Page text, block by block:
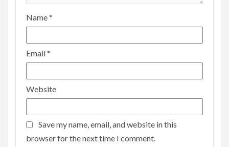
Name*
Email*
Website
Save my name, email, and website in this
browser for the next time I comment.